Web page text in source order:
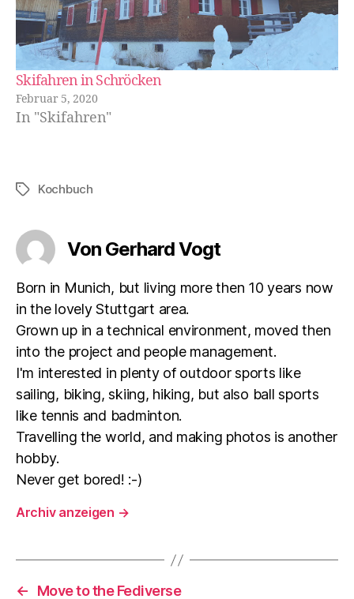
Skifahren in Schröcken
Februar 5, 2020
In "Skifahren"
Schlagwörter
Kochbuch
Von Gerhard Vogt
Born in Munich, but living more then 10 years now
in the lovely Stuttgart area.
Grown up in a technical environment, moved then
into the project and people management.
I'm interested in plenty of outdoor sports like
sailing, biking, skiing, hiking, but also ball sports
like tennis and badminton.
Travelling the world, and making photos is another
hobby.
Never get bored! :-)
Archiv anzeigen →
← Move to the Fediverse